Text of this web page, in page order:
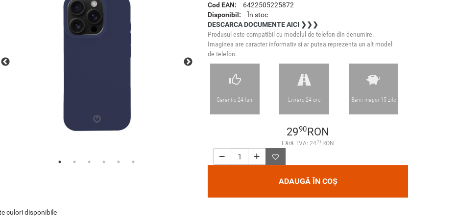
Cod EAN:
6422505225872
Disponibil:
În stoc
DESCARCA DOCUMENTE AICI ❯❯❯
Produsul este compatibil cu modelul de telefon din denumire.
Imaginea are caracter informativ si ar putea reprezenta un alt model
de telefon.
Garantie 24 luni Livrare 24 ore Banii inapoi 15 zile
2990RON
Fără TVA: 2471 RON
ADAUGĂ ÎN COȘ
culori disponibile